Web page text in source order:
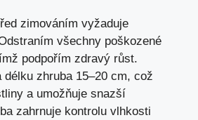
zimováním vyžaduje
všechny poškozené
podpořím zdravý růst.
zhruba 15–20 cm, což
a umožňuje snazší
zahrnuje kontrolu vlhkosti